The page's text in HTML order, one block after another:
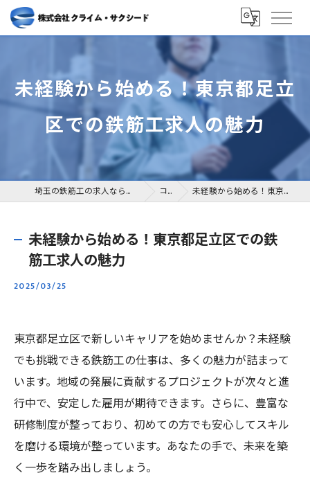
未経験から始める！東京都足立
区での鉄筋工求人の魅力
埼玉の鉄筋工の求人なら株式会社クライム・サクシード コラム 未経験から始める！東京都足立区での鉄筋工求人の魅力
未経験から始める！東京都足立区での鉄
筋工求人の魅力
2025/03/25
東京都足立区で新しいキャリアを始めませんか？未経験
でも挑戦できる鉄筋工の仕事は、多くの魅力が詰まって
います。地域の発展に貢献するプロジェクトが次々と進
行中で、安定した雇用が期待できます。さらに、豊富な
研修制度が整っており、初めての方でも安心してスキル
を磨ける環境が整っています。あなたの手で、未来を築
く一歩を踏み出しましょう。